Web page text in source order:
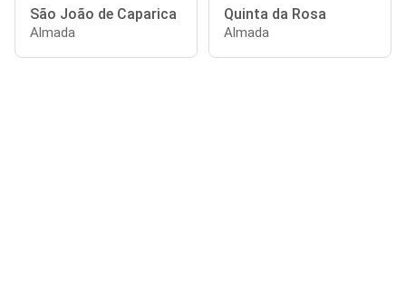
São João de Caparica
Almada
Quinta da Rosa
Almada